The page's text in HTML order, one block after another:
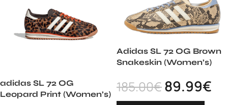
adidas SL 72 OG
Leopard Print (Women’s)
Adidas SL 72 OG Brown
Snakeskin (Women’s)
185.00€89.99€